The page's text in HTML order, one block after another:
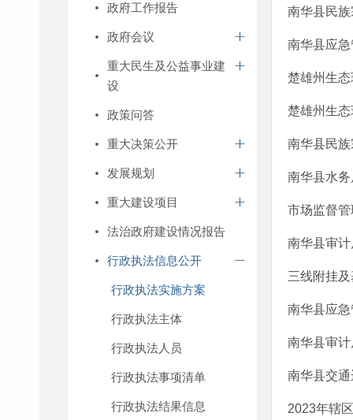
政府工作报告
政府会议
重大民生及公益事业建
设
政策问答
重大决策公开
发展规划
重大建设项目
法治政府建设情况报告
行政执法信息公开
行政执法实施方案
行政执法主体
行政执法人员
行政执法事项清单
行政执法结果信息
南华县民族
南华县应
楚雄州生
楚雄州生
南华县民族
南华县水
市场监督
南华县审
三线附挂
南华县应
南华县审
南华县交
2023年辖